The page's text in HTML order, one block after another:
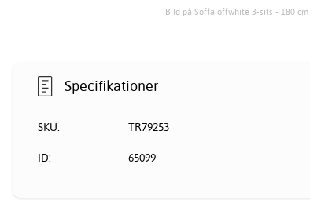
Bild på Soffa offwhite 3-sits - 180 cm
Specifikationer
SKU: TR79253
ID: 65099